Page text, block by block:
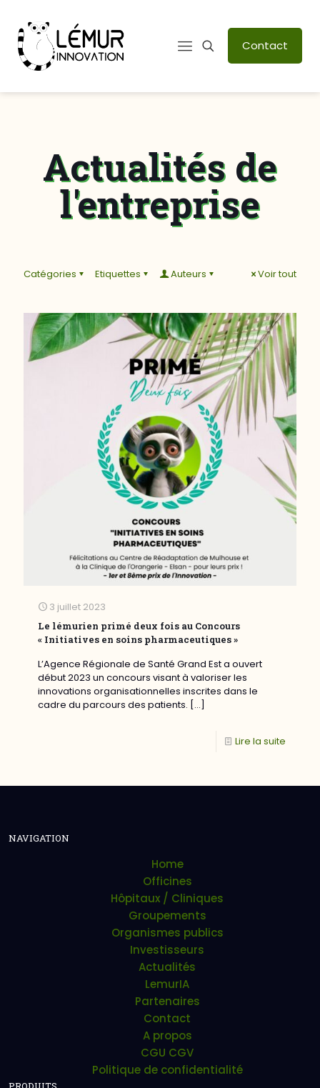
Contact
Actualités de
l'entreprise
Catégories Etiquettes Auteurs Voir tout
3 juillet 2023
Le lémurien primé deux fois au Concours
« Initiatives en soins pharmaceutiques »
L’Agence Régionale de Santé Grand Est a ouvert
début 2023 un concours visant à valoriser les
innovations organisationnelles inscrites dans le
cadre du parcours des patients. […]
Lire la suite
NAVIGATION
Home
Officines
Hôpitaux / Cliniques
Groupements
Organismes publics
Investisseurs
Actualités
LemurIA
Partenaires
Contact
A propos
CGU CGV
Politique de confidentialité